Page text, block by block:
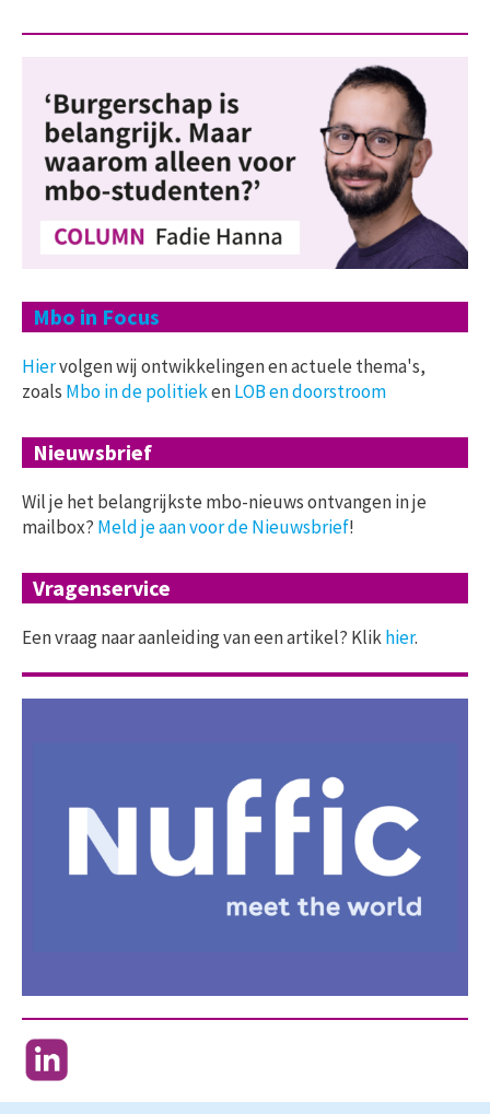
Mbo in Focus
Hiervolgen wij ontwikkelingen en actuele thema's,
zoals Mbo in de politiekenLOB en doorstroom
Nieuwsbrief
Wil je het belangrijkste mbo-nieuws ontvangen in je
mailbox? Meld je aan voor de Nieuwsbrief!
Vragenservice
Een vraag naar aanleiding van een artikel? Klikhier.